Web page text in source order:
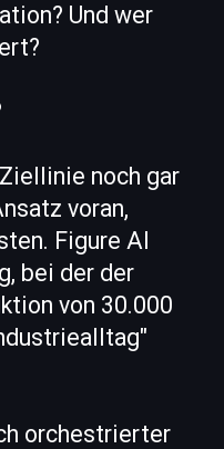
Und wer
noch gar
voran,
Figure AI
bei der der
von 30.000
orchestrierter